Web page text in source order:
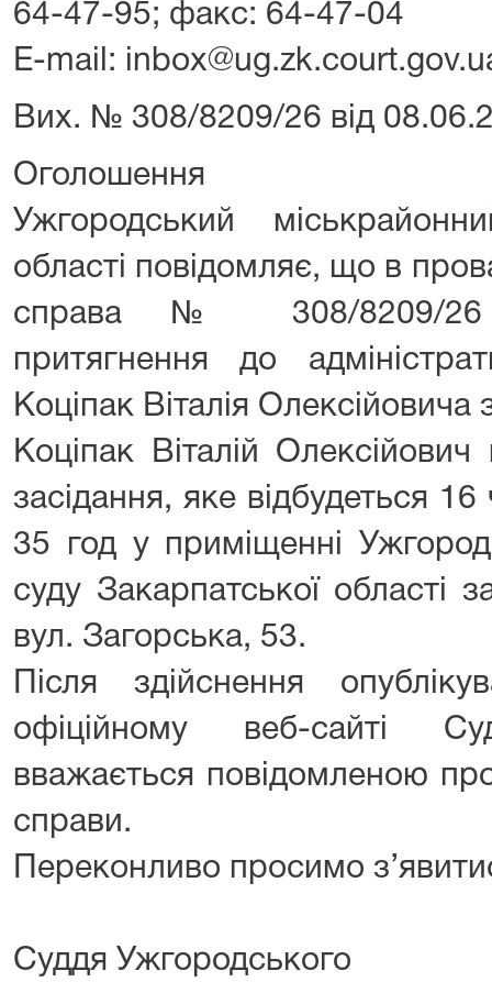
64-47-95; факс: 64-47-04
E-mail:
Вих. № 308/8209/26 від
Оголошення
Ужгородський
області повідомляє, що в
справа № 308/8209/26
притягнення до
Коціпак Віталія
Коціпак Віталій
засідання, яке відбудеться
35 год у приміщенні
суду Закарпатської області
вул. Загорська, 53.
Після здійснення
офіційному веб-сайті
вважається повідомленою
справи.
Переконливо просимо
Суддя Ужгородського